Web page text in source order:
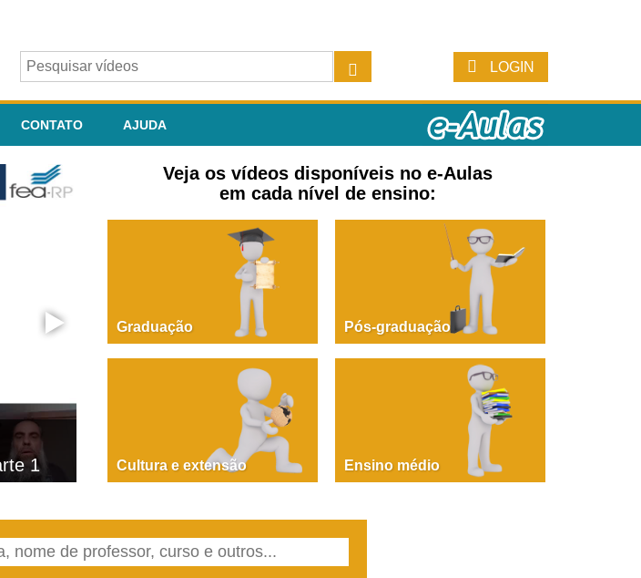
LOGIN
CONTATO AJUDA
1
PAOLA GIUSTINA BACCIN
Dire, fare, partire! Aula 1 – parte 1
Veja os vídeos disponíveis no e-Aulas
em cada nível de ensino:
Graduação Pós-graduação
Cultura e extensão Ensino médio